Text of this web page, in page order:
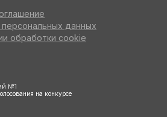
данных
обработки cookie
№1
на конкурсе